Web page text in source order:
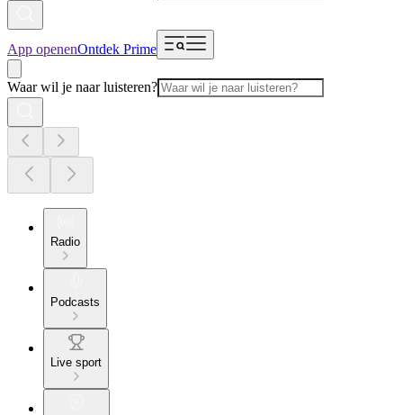
App openenOntdek Prime
Waar wil je naar luisteren?
Radio
Podcasts
Live sport